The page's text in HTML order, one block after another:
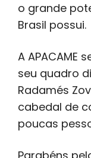
o grande
Brasil possui.
A APACAME
seu quadro
Radamés
cabedal de
poucas